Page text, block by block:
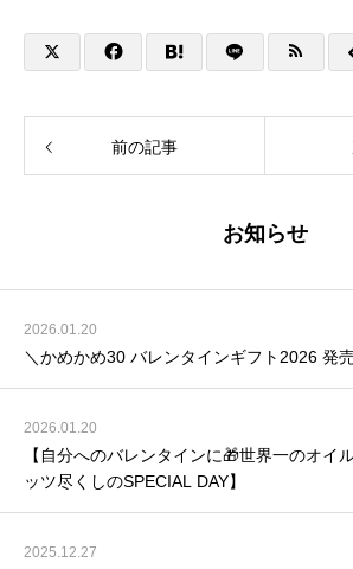
前の記事
お知らせ
2026.01.20
＼かめかめ30 バレンタインギフト2026 発
2026.01.20
【自分へのバレンタインに🎁世界一のオイ
ッツ尽くしのSPECIAL DAY】
2025.12.27